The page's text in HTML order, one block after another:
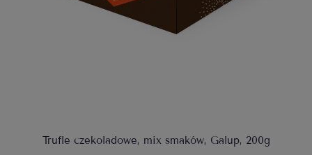
Trufle czekoladowe, mix smaków, Galup, 200g